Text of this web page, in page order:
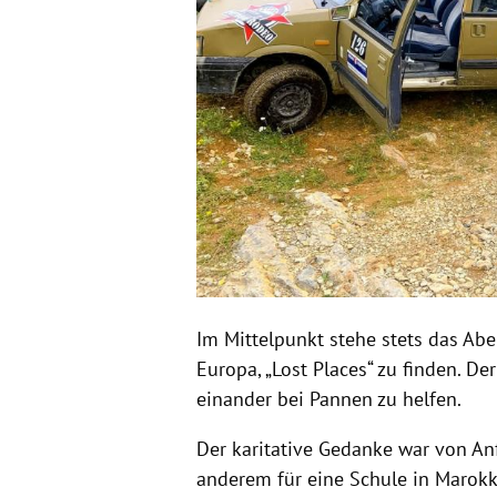
Im Mittelpunkt stehe stets das
Europa, „Lost Places“ zu finden.
einander bei Pannen zu helfen.
Der karitative Gedanke war von
anderem für eine Schule in